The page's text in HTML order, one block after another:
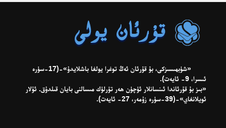
«شۈبھىسىزكى، بۇ قۇرئان ئەڭ توغرا يولغا باشلايدۇ»-(17-سۈرە
ئىسرا، 9- ئايەت).
«بىز بۇ قۇرئاندا ئىنسانلار ئۈچۈن ھەر تۈرلۈك مىسالنى بايان قىلدۇق. ئۇلار
ئويلانغاي»-(39-سۈرە زۇمەر، 27- ئايەت).